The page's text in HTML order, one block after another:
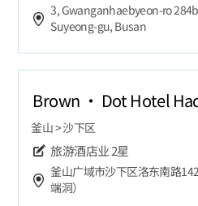
3, Gwanganhaebyeon-ro
Suyeong-gu, Busan
Brown · Dot Hotel
釜山 > 沙下区
旅游酒店业2星
釜山广域市沙下区洛东南路
端洞）